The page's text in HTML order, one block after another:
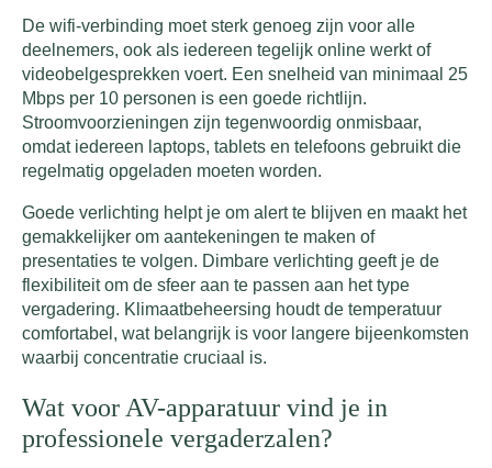
De wifi-verbinding moet sterk genoeg zijn voor alle
deelnemers, ook als iedereen tegelijk online werkt of
videobelgesprekken voert. Een snelheid van minimaal 25
Mbps per 10 personen is een goede richtlijn.
Stroomvoorzieningen zijn tegenwoordig onmisbaar,
omdat iedereen laptops, tablets en telefoons gebruikt die
regelmatig opgeladen moeten worden.
Goede verlichting helpt je om alert te blijven en maakt het
gemakkelijker om aantekeningen te maken of
presentaties te volgen. Dimbare verlichting geeft je de
flexibiliteit om de sfeer aan te passen aan het type
vergadering. Klimaatbeheersing houdt de temperatuur
comfortabel, wat belangrijk is voor langere bijeenkomsten
waarbij concentratie cruciaal is.
Wat voor AV-apparatuur vind je in
professionele vergaderzalen?